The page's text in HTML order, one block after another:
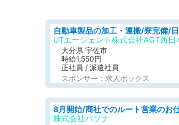
大分県 宇佐市
時給1,550円
正社員 / 派遣社員
スポンサー：求人ボックス
株式会社パソナ